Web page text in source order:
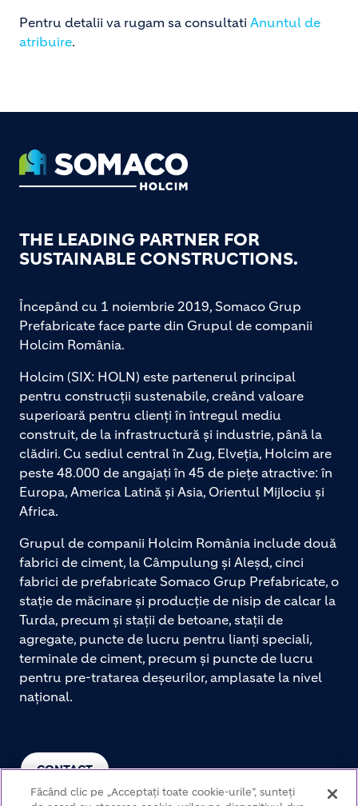
Pentru detalii va rugam sa consultati Anuntul de
atribuire.
Footer
THE LEADING PARTNER FOR
SUSTAINABLE CONSTRUCTIONS.
CONTACT
Începând cu 1 noiembrie 2019, Somaco Grup
Prefabricate face parte din Grupul de companii
Holcim România.
Holcim (SIX: HOLN) este partenerul principal
pentru construcții sustenabile, creând valoare
superioară pentru clienți în întregul mediu
construit, de la infrastructură și industrie, până la
clădiri. Cu sediul central în Zug, Elveția, Holcim are
peste 48.000 de angajați în 45 de piețe atractive: în
Europa, America Latină și Asia, Orientul Mijlociu și
Africa.
Grupul de companii Holcim România include două
fabrici de ciment, la Câmpulung și Aleșd, cinci
fabrici de prefabricate Somaco Grup Prefabricate, o
stație de măcinare și producție de nisip de calcar la
Turda, precum și stații de betoane, stații de
agregate, puncte de lucru pentru lianți speciali,
terminale de ciment, precum și puncte de lucru
pentru pre-tratarea deșeurilor, amplasate la nivel
național.
Făcând clic pe „Acceptați toate cookie-urile”, sunteți